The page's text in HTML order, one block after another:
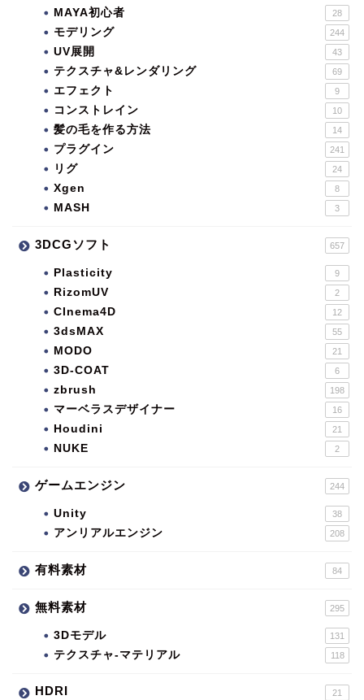
MAYA初心者 28
モデリング 244
UV展開 43
テクスチャ&レンダリング 69
エフェクト 9
コンストレイン 10
髪の毛を作る方法 14
プラグイン 241
リグ 24
Xgen 8
MASH 3
3DCGソフト 657
Plasticity 9
RizomUV 2
CInema4D 12
3dsMAX 55
MODO 21
3D-COAT 6
zbrush 198
マーベラスデザイナー 16
Houdini 21
NUKE 2
ゲームエンジン 244
Unity 38
アンリアルエンジン 208
有料素材 84
無料素材 295
3Dモデル 131
テクスチャ-マテリアル 118
HDRI 21